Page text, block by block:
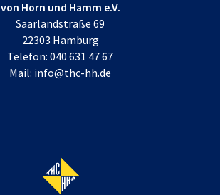
von Horn und Hamm e.V.
Saarlandstraße 69
22303 Hamburg
Telefon:040 631 47 67
Mail: info@thc-hh.de